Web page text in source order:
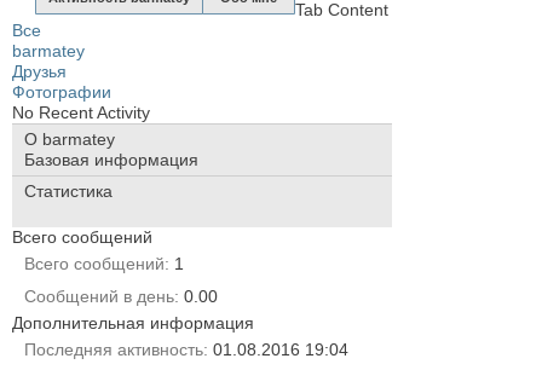
Tab Content
Все
barmatey
Друзья
Фотографии
No Recent Activity
О barmatey
Базовая информация
Статистика
Всего сообщений
Всего сообщений
1
Сообщений в день 0.00
Дополнительная информация
Последняя активность 01.08.2016 19:04